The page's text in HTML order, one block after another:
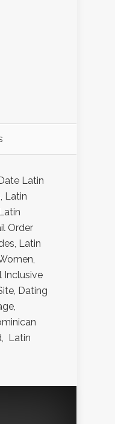
Latin
Latin
Order
Latin
Inclusive
Dating
Latin